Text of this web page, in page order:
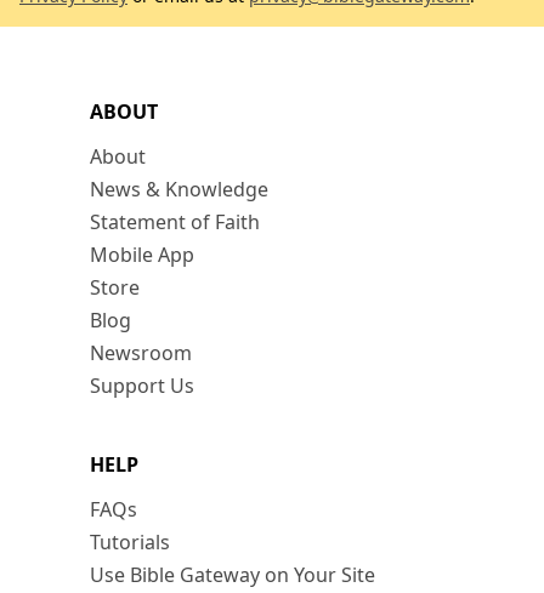
ABOUT
About
News & Knowledge
Statement of Faith
Mobile App
Store
Blog
Newsroom
Support Us
HELP
FAQs
Tutorials
Use Bible Gateway on Your Site